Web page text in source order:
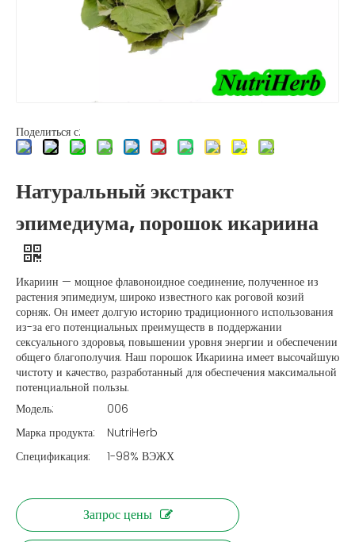
Поделиться с:
Натуральный экстракт
эпимедиума, порошок икариина
Икариин — мощное флавоноидное соединение, полученное из
растения эпимедиум, широко известного как роговой козий
сорняк. Он имеет долгую историю традиционного использования
из-за его потенциальных преимуществ в поддержании
сексуального здоровья, повышении уровня энергии и обеспечении
общего благополучия. Наш порошок Икариина имеет высочайшую
чистоту и качество, разработанный для обеспечения максимальной
потенциальной пользы.
Модель:
006
Марка продукта:
NutriHerb
Спецификация:
1-98% ВЭЖХ
Запрос цены